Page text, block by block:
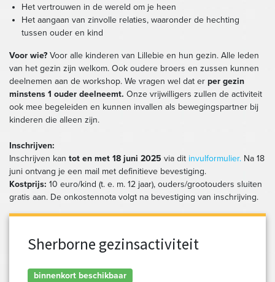
Het vertrouwen in de wereld om je heen
Het aangaan van zinvolle relaties, waaronder de hechting
tussen ouder en kind
Voor wie? Voor alle kinderen van Lillebie en hun gezin. Alle leden
van het gezin zijn welkom. Ook oudere broers en zussen kunnen
deelnemen aan de workshop. We vragen wel dat er per gezin
minstens 1 ouder deelneemt. Onze vrijwilligers zullen de activiteit
ook mee begeleiden en kunnen invallen als bewegingspartner bij
kinderen die alleen zijn.
Inschrijven:
Inschrijven kan tot en met 18 juni 2025 via dit invulformulier. Na 18
juni ontvang je een mail met definitieve bevestiging.
Kostprijs: 10 euro/kind (t. e. m. 12 jaar), ouders/grootouders sluiten
gratis aan. De onkostennota volgt na bevestiging van inschrijving.
Sherborne gezinsactiviteit
binnenkort beschikbaar